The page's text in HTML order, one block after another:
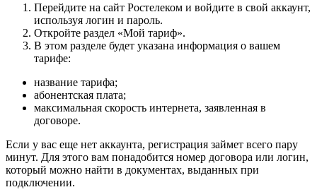
Перейдите на сайт Ростелеком и войдите в свой аккаунт,
используя логин и пароль.
Откройте раздел «Мой тариф».
В этом разделе будет указана информация о вашем
тарифе:
название тарифа;
абонентская плата;
максимальная скорость интернета, заявленная в
договоре.
Если у вас еще нет аккаунта, регистрация займет всего пару
минут. Для этого вам понадобится номер договора или логин,
который можно найти в документах, выданных при
подключении.